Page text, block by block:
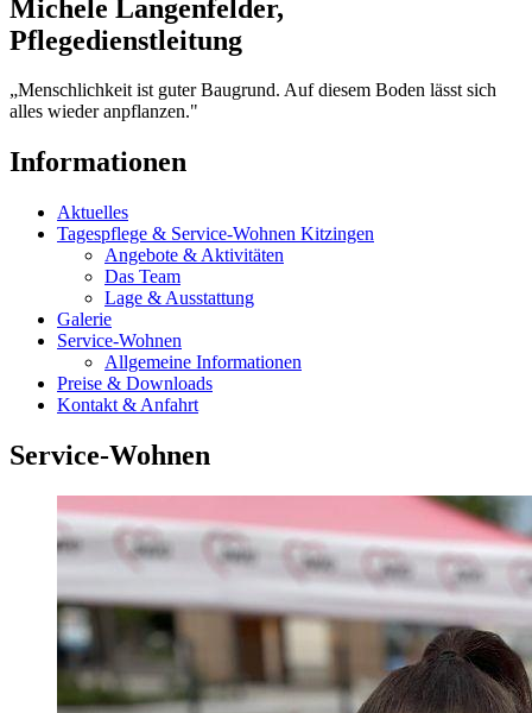
Michele Langenfelder,
Pflegedienstleitung
„Menschlichkeit ist guter Baugrund. Auf diesem Boden lässt sich
alles wieder anpflanzen."
Informationen
Aktuelles
Tagespflege & Service-Wohnen Kitzingen
Angebote & Aktivitäten
Das Team
Lage & Ausstattung
Galerie
Service-Wohnen
Allgemeine Informationen
Preise & Downloads
Kontakt & Anfahrt
Service-Wohnen